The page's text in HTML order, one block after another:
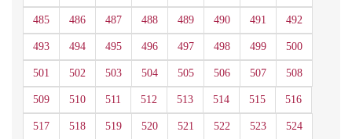
485 486 487 488 489 490 491 492
493 494 495 496 497 498 499 500
501 502 503 504 505 506 507 508
509 510 511 512 513 514 515 516
517 518 519 520 521 522 523 524